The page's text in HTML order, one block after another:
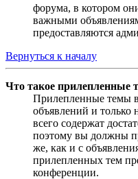
форума, в котором
важными
предоставляются
Вернуться к началу
Что такое прилепленные
Прилепленные темы
объявлений и только
всего содержат
поэтому вы должны
же, как и с
прилепленных тем
конференции.